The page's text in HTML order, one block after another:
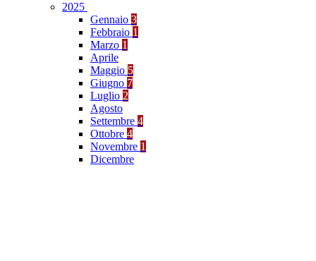
2025
Gennaio 3
Febbraio 1
Marzo 1
Aprile
Maggio 5
Giugno 7
Luglio 2
Agosto
Settembre 4
Ottobre 4
Novembre 1
Dicembre